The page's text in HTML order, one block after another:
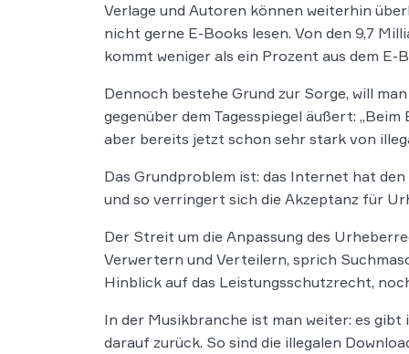
Verlage und Autoren können weiterhin
nicht gerne E-Books lesen. Von den 9,7
kommt weniger als ein Prozent aus dem
Dennoch bestehe Grund zur Sorge, will
gegenüber dem Tagesspiegel äußert:
aber bereits jetzt schon sehr stark von
Das Grundproblem ist: das Internet hat
und so verringert sich die Akzeptanz für
Der Streit um die Anpassung des
Verwertern und Verteilern, sprich
Hinblick auf das Leistungsschutzrecht,
In der Musikbranche ist man weiter: es
darauf zurück. So sind die illegalen